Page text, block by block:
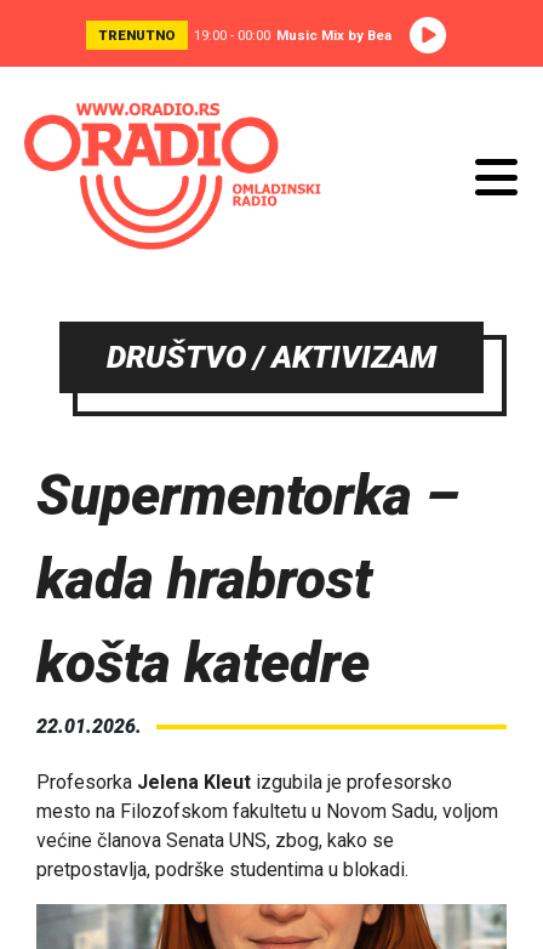
TRENUTNO 19:00 - 00:00 Music Mix by Bea
DRUŠTVO / AKTIVIZAM
Supermentorka –
kada hrabrost
košta katedre
22.01.2026.
Profesorka Jelena Kleut izgubila je profesorsko
mesto na Filozofskom fakultetu u Novom Sadu, voljom
većine članova Senata UNS, zbog, kako se
pretpostavlja, podrške studentima u blokadi.